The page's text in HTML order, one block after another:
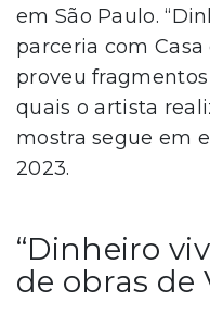
em São Paulo.
parceria com
proveu
quais o artista
mostra segue em
2023.
“Dinheiro
de obras de